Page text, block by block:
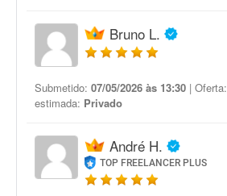
Bruno L.
Submetido: 07/05/2026 às 13:30 | Oferta:
estimada: Privado
André H.
TOP FREELANCER PLUS